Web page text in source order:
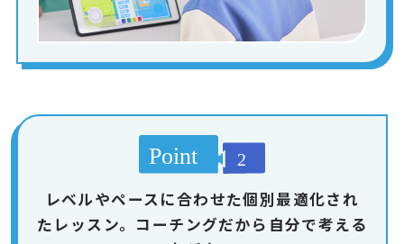
レベルやペースに合わせた個別最適化され
たレッスン。コーチングだから自分で考える